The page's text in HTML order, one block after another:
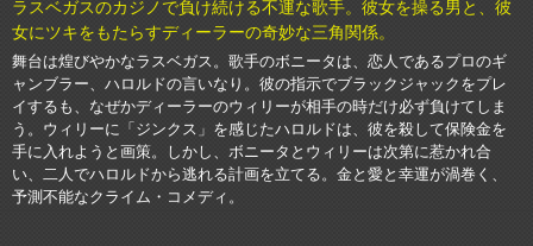
ラスベガスのカジノで負け続ける不運な歌手。彼女を操る男と、彼
女にツキをもたらすディーラーの奇妙な三角関係。
舞台は煌びやかなラスベガス。歌手のボニータは、恋人であるプロのギ
ャンブラー、ハロルドの言いなり。彼の指示でブラックジャックをプレ
イするも、なぜかディーラーのウィリーが相手の時だけ必ず負けてしま
う。ウィリーに「ジンクス」を感じたハロルドは、彼を殺して保険金を
手に入れようと画策。しかし、ボニータとウィリーは次第に惹かれ合
い、二人でハロルドから逃れる計画を立てる。金と愛と幸運が渦巻く、
予測不能なクライム・コメディ。